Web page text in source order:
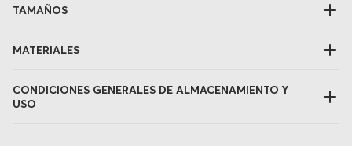
TAMAÑOS
MATERIALES
CONDICIONES GENERALES DE ALMACENAMIENTO Y
USO